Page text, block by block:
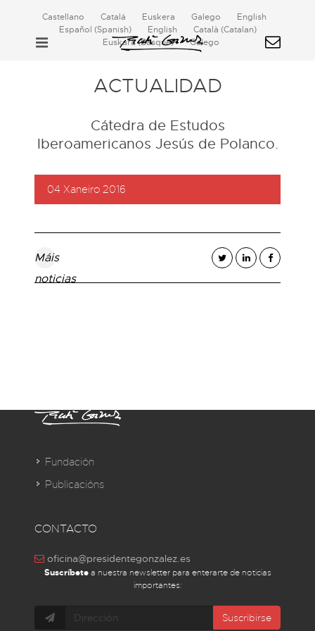
Castellano Catalá Euskera Galego
English
Español (Spanish) English Català (Catalan)
Euskara(Basque) Galego
ACTUALIDAD
Cátedra de Estudos
Iberoamericanos Jesús de Polanco.
04 Xaneiro 2016
Máis
noticias
Fundación
Publicacións
CONTACTO
oficina@presidentegonzalez.es
Suscríbetea nuestra newsletter para enterarte de noticias
importantes:
Suscribirse